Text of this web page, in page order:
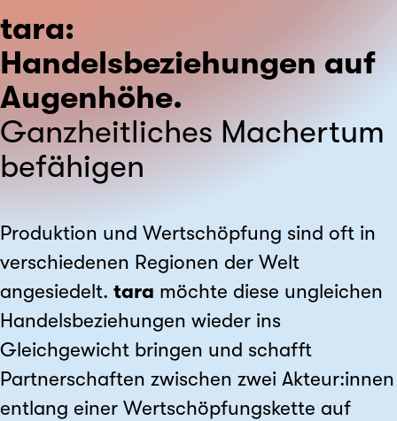
tara:
Handelsbeziehungen auf
Augenhöhe.
Ganzheitliches Machertum
befähigen
Produktion und Wertschöpfung sind oft in
verschiedenen Regionen der Welt
angesiedelt. tara möchte diese ungleichen
Handelsbeziehungen wieder ins
Gleichgewicht bringen und schafft
Partnerschaften zwischen zwei Akteur:innen
entlang einer Wertschöpfungskette auf